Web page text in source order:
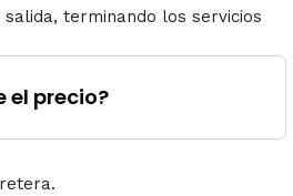
terminando los servicios
el precio?